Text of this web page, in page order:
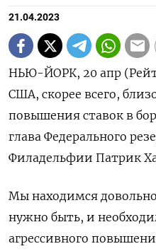
21.04.2023
НЬЮ-ЙОРК, 20 апр
США, скорее всего,
повышения ставок в
глава Федерального
Филадельфии Патрик
Мы находимся
нужно быть, и
агрессивного